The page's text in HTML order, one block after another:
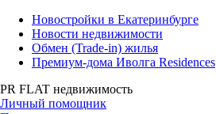
Новостройки в Екатеринбурге
Новости недвижимости
Обмен (Trade-in) жилья
Премиум-дома Иволга Residences
PR FLAT недвижимость
Личный помощник